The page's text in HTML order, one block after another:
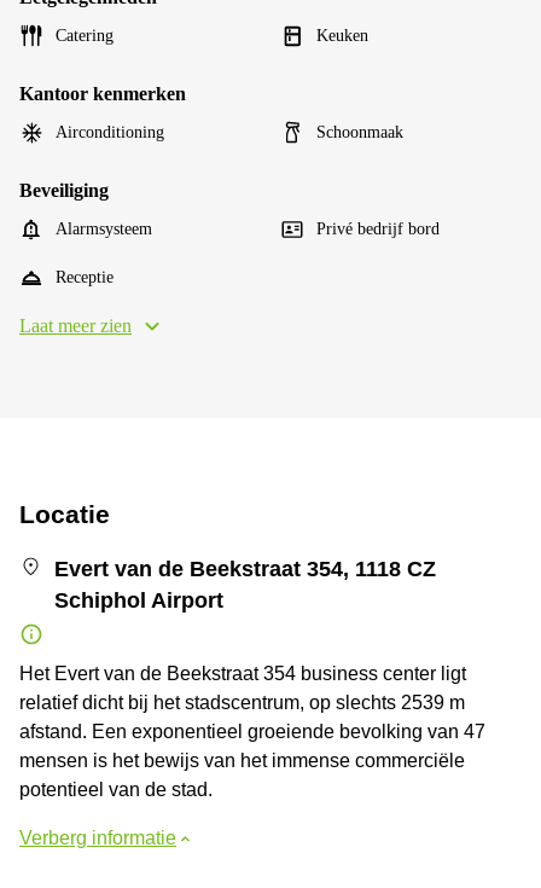
Catering Keuken
Kantoor kenmerken
Airconditioning Schoonmaak
Beveiliging
Alarmsysteem Privé bedrijf bord
Receptie
Laat meer zien
Locatie
Evert van de Beekstraat 354, 1118 CZ
Schiphol Airport
Het Evert van de Beekstraat 354 business center ligt
relatief dicht bij het stadscentrum, op slechts 2539 m
afstand. Een exponentieel groeiende bevolking van 47
mensen is het bewijs van het immense commerciële
potentieel van de stad.
Verberg informatie